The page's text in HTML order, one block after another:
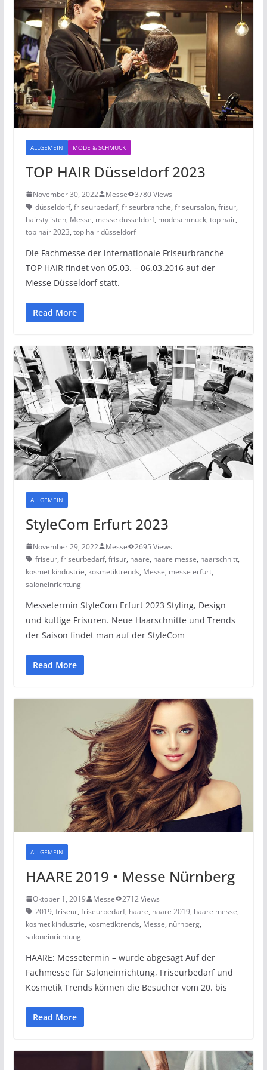
ALLGEMEIN MODE & SCHMUCK
TOP HAIR Düsseldorf 2023
November 30, 2022 Messe
3780 Views
düsseldorf, friseurbedarf, friseurbranche, friseursalon, frisur,
hairstylisten, Messe, messe düsseldorf, modeschmuck, top hair,
top hair 2023, top hair düsseldorf
Die Fachmesse der internationale Friseurbranche
TOP HAIR findet von 05.03. – 06.03.2016 auf der
Messe Düsseldorf statt.
Read More
ALLGEMEIN
StyleCom Erfurt 2023
November 29, 2022 Messe
2695 Views
friseur, friseurbedarf, frisur, haare, haare messe, haarschnitt,
kosmetikindustrie, kosmetiktrends, Messe, messe erfurt,
saloneinrichtung
Messetermin StyleCom Erfurt 2023 Styling, Design
und kultige Frisuren. Neue Haarschnitte und Trends
der Saison findet man auf der StyleCom
Read More
ALLGEMEIN
HAARE 2019 • Messe Nürnberg
Oktober 1, 2019 Messe
2712 Views
2019, friseur, friseurbedarf, haare, haare 2019, haare messe,
kosmetikindustrie, kosmetiktrends, Messe, nürnberg,
saloneinrichtung
HAARE: Messetermin – wurde abgesagt Auf der
Fachmesse für Saloneinrichtung, Friseurbedarf und
Kosmetik Trends können die Besucher vom 20. bis
Read More